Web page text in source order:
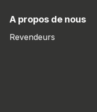
A propos de nous
Revendeurs